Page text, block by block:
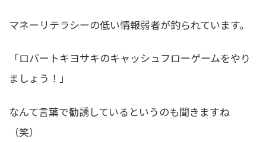
マネーリテラシーの低い情報弱者が釣られています。
「ロバートキヨサキのキャッシュフローゲームをやり
ましょう！」
なんて言葉で勧誘しているというのも聞きますね
（笑）